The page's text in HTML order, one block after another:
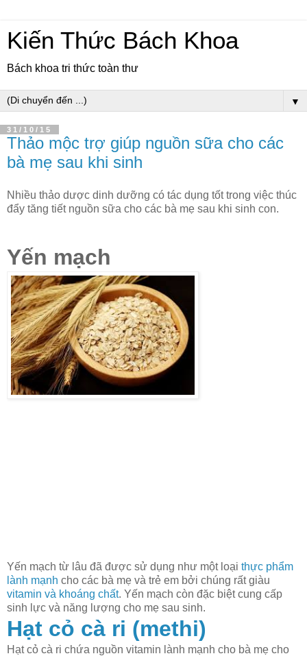
Kiến Thức Bách Khoa
Bách khoa tri thức toàn thư
▼
31/10/15
Thảo mộc trợ giúp nguồn sữa cho các
bà mẹ sau khi sinh
Nhiều thảo dược dinh dưỡng có tác dụng tốt trong việc thúc
đẩy tăng tiết nguồn sữa cho các bà mẹ sau khi sinh con.
Yến mạch
Yến mạch từ lâu đã được sử dụng như một loại thực phẩm
lành mạnh cho các bà mẹ và trẻ em bởi chúng rất giàu
vitamin và khoáng chất. Yến mạch còn đặc biệt cung cấp
sinh lực và năng lượng cho mẹ sau sinh.
Hạt cỏ cà ri (methi)
Hạt cỏ cà ri chứa nguồn vitamin lành mạnh cho bà mẹ cho